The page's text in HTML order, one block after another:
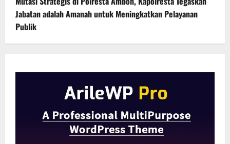
Jabatan adalah Amanah untuk Meningkatkan Pelayanan
Publik